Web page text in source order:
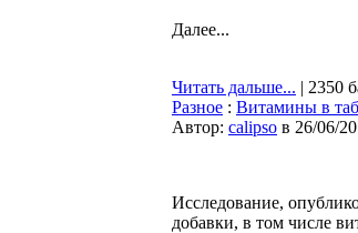
Далее...
Читать дальше... | 2350
Разное : Витамины в
Автор: calipso в 26/06/
Исследование,
добавки, в том числе